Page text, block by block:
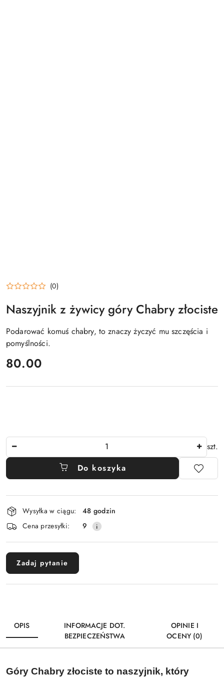
(0)
Naszyjnik z żywicy góry Chabry złociste
Podarować komuś chabry, to znaczy życzyć mu szczęścia i
pomyślności.
cena:
80.00
szt.
Do koszyka
Dostępność
i
dostawa
Wysyłka w ciągu:
48 godzin
Cena przesyłki:
9
Zadaj pytanie
OPIS
INFORMACJE DOT.
BEZPIECZEŃSTWA
OPINIE I
OCENY (0)
Góry Chabry złociste to naszyjnik, który